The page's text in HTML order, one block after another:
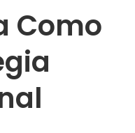
Como